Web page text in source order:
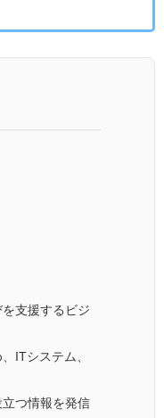
支援するビジ
ITシステム、
つ情報を発信